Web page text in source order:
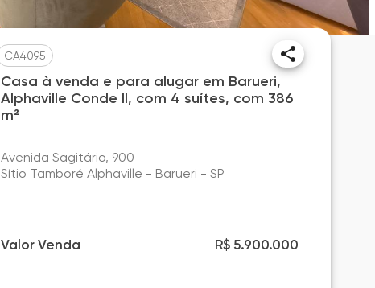
CA4095
Casa à venda e para alugar em Barueri,
Alphaville Conde II, com 4 suítes, com 386
m²
Avenida Sagitário, 900
Sítio Tamboré Alphaville - Barueri - SP
Valor Venda R$ 5.900.000